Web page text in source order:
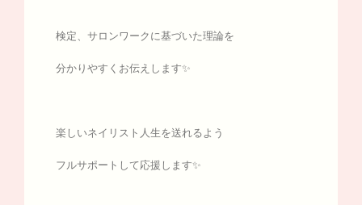
検定、サロンワークに基づいた理論を
分かりやすくお伝えします✨
楽しいネイリスト人生を送れるよう
フルサポートして応援します✨